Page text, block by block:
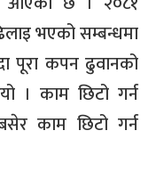
भएको सम्बन्धमा
पूरा कपन ढुवानको
। काम छिटो गर्न
काम छिटो गर्न